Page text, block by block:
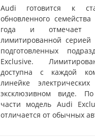
Audi готовится к
обновленного
года и отмечает
лимитированной
подготовленных
Exclusive.
доступна с каждой
линейке
эксклюзивном виде. По
части модель Audi
отличается от обычных